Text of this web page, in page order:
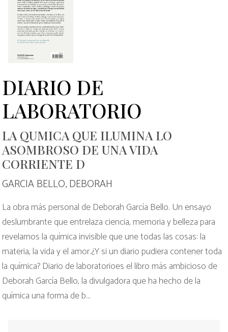
DIARIO DE
LABORATORIO
LA QUMICA QUE ILUMINA LO
ASOMBROSO DE UNA VIDA
CORRIENTE D
GARCIA BELLO, DEBORAH
La obra más personal de Deborah García Bello. Un ensayo
deslumbrante que entrelaza ciencia, memoria y belleza para
revelarnos la química invisible que une todas las cosas: la
materia, la vida y el amor.¿Y si un diario pudiera contener toda
la química? Diario de laboratorioes el libro más ambicioso de
Deborah García Bello, la divulgadora que ha hecho de la
química una forma de b...